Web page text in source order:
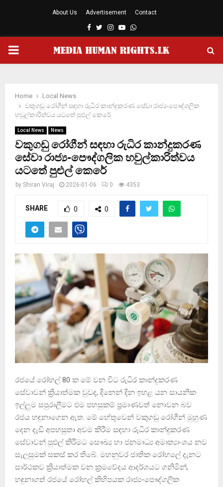
About Us Advertisement Contact
Facebook
TwitterInstagram
YoutubeWhatsapp
PRIMARY
Home
Local News
වකුගඩු රෝගීන් සඳහා රුධිර කාන්දුකරණ සේවා රාජ්‍ය-පෞද්ගලික
හවුල්කාරිත්වය යටතේ පුළුල් කෙරේ
Local News News
වකුගඩු රෝගීන් සඳහා රුධිර කාන්දුකරණ
සේවා රාජ්‍ය-පෞද්ගලික හවුල්කාරිත්වය
යටතේ පුළුල් කෙරේ
by Shiran Viraj 2026-01-06 0 4353
SHARE 0 0
රජයේ රෝහල් 80 ක මේ වන විට රුධිර කාන්දුකරණ
සේවාවන් ක්‍රියාත්මක වුවද, දිනෙන් දින ඉහළ යන සායනික
ඉල්ලුම සපුරාලීමට එම පහසුකම් ප්‍රමාණවත් නොවන බව
රජය හඳුනාගෙන ඇත. මේ හේතුවෙන් වකුගඩු රෝගීන් මුහුණ
දෙන දැඩි අපහසුතා අවම කිරීම සඳහා රුධිර කාන්දුකරණ
සේවාවන් පුළුල් කිරීමට සෞඛ්‍ය හා ජනමාධ්‍ය අමාත්‍යාංශය නව
සැලසුමක් සකස් කර තිබේ. මහනුවර ජාතික රෝහලේ දැනට
සාර්ථකව ක්‍රියාත්මක වන ක්‍රමවේදය ආදර්ශයට ගනිමින්,
හඳුනාගත් රජයේ රෝහල් කිහිපයක රාජ්‍ය-පෞද්ගලික